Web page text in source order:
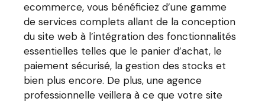
ecommerce, vous bénéficiez d’une gamme
de services complets allant de la conception
du site web à l’intégration des fonctionnalités
essentielles telles que le panier d’achat, le
paiement sécurisé, la gestion des stocks et
bien plus encore. De plus, une agence
professionnelle veillera à ce que votre site